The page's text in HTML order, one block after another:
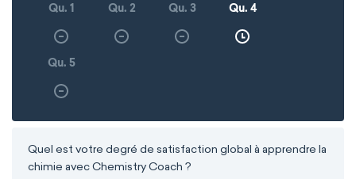
Qu. 1 Qu. 2 Qu. 3 Qu. 4
Qu. 5
Quel est votre degré de satisfaction global à apprendre la
chimie avec Chemistry Coach ?